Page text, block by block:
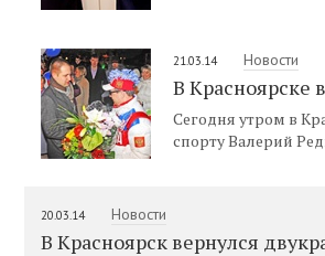
21.03.14 Новости
В Красноярске
Сегодня утром в
спорту Валерий
20.03.14 Новости
В Красноярск вернулся